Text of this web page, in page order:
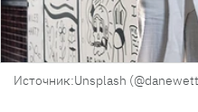
Источник:Unsplash